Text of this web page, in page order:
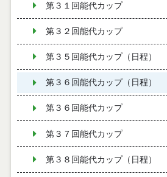
第３１回能代カップ
第３２回能代カップ
第３５回能代カップ（日程）
第３６回能代カップ（日程）
第３６回能代カップ
第３７回能代カップ
第３８回能代カップ（日程）